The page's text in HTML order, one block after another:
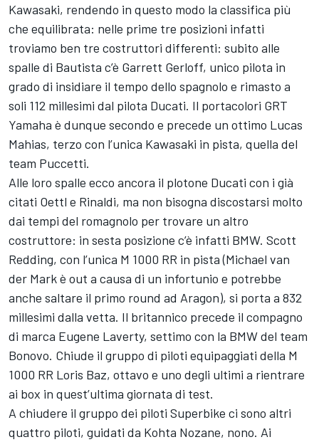
Kawasaki, rendendo in questo modo la classifica più
che equilibrata: nelle prime tre posizioni infatti
troviamo ben tre costruttori differenti: subito alle
spalle di Bautista c’è Garrett Gerloff, unico pilota in
grado di insidiare il tempo dello spagnolo e rimasto a
soli 112 millesimi dal pilota Ducati. Il portacolori GRT
Yamaha è dunque secondo e precede un ottimo Lucas
Mahias, terzo con l’unica Kawasaki in pista, quella del
team Puccetti.
Alle loro spalle ecco ancora il plotone Ducati con i già
citati Oettl e Rinaldi, ma non bisogna discostarsi molto
dai tempi del romagnolo per trovare un altro
costruttore: in sesta posizione c’è infatti BMW. Scott
Redding, con l’unica M 1000 RR in pista (Michael van
der Mark è out a causa di un infortunio e potrebbe
anche saltare il primo round ad Aragon), si porta a 832
millesimi dalla vetta. Il britannico precede il compagno
di marca Eugene Laverty, settimo con la BMW del team
Bonovo. Chiude il gruppo di piloti equipaggiati della M
1000 RR Loris Baz, ottavo e uno degli ultimi a rientrare
ai box in quest’ultima giornata di test.
A chiudere il gruppo dei piloti Superbike ci sono altri
quattro piloti, guidati da Kohta Nozane, nono. Ai